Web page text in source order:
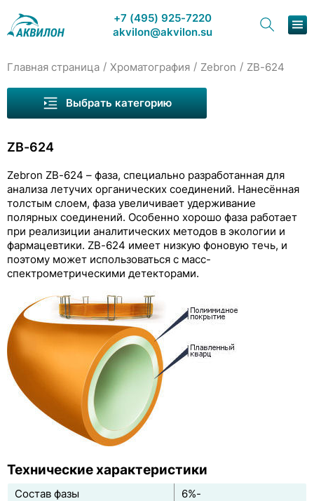
+7 (495) 925-7220
akvilon@akvilon.su
Каталог
Сервис и ремонт
О компании
Главная страница / Хроматография / Zebron / ZB-624
ZB-624
Zebron ZB-624 – фаза, специально разработанная для
анализа летучих органических соединений. Нанесённая
толстым слоем, фаза увеличивает удерживание
полярных соединений. Особенно хорошо фаза работает
при реализиции аналитических методов в экологии и
фармацевтики. ZB-624 имеет низкую фоновую течь, и
поэтому может использоваться с масс-
спектрометрическими детекторами.
Технические характеристики
Состав фазы
6%-
Выбрать категорию
Колонки для ГХ Welch
Zebron
ZB-1
ZB-1ms
ZB-1HT Inferno
ZB-5
ZB-5MSi
ZB-5ms
ZB-5HT Inferno
ZB-35
ZB-35HT Inferno
ZB-50